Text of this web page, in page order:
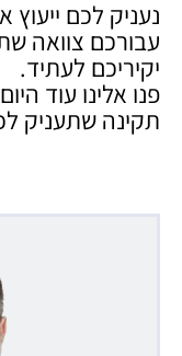
נעניק לכם ייעוץ
עבורכם צוואה
יקיריכם לעתיד.
פנו אלינו עוד
תקינה שתעניק